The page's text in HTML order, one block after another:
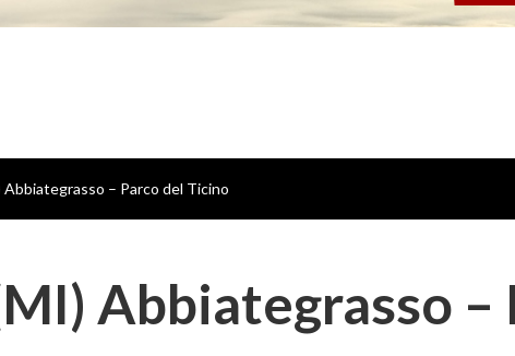
Abbiategrasso – Parco del Ticino
Abbiategrasso –